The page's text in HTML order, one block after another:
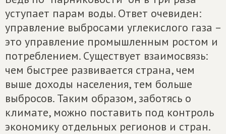
уступает парам воды. Ответ очевиден:
управление выбросами углекислого газа –
это управление промышленным ростом и
потреблением. Существует взаимосвязь:
чем быстрее развивается страна, чем
выше доходы населения, тем больше
выбросов. Таким образом, заботясь о
климате, можно поставить под контроль
экономику отдельных регионов и стран.